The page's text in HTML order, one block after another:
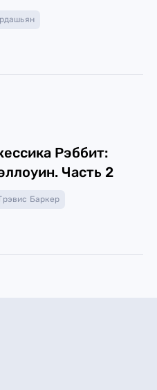
Рэббит:
Часть 2
Баркер